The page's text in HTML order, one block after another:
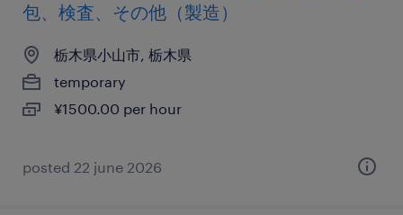
包、検査、その他（製造）
栃木県小山市, 栃木県
temporary
¥1500.00 per hour
posted 22 june 2026